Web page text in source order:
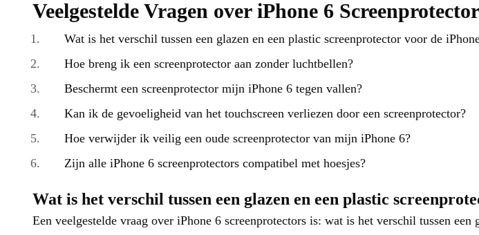
Veelgestelde Vragen over iPhone 6
Wat is het verschil tussen een glazen en een plastic screenprotector voor de
Hoe breng ik een screenprotector aan zonder luchtbellen?
Beschermt een screenprotector mijn iPhone 6 tegen vallen?
Kan ik de gevoeligheid van het touchscreen verliezen door een screenprotector?
Hoe verwijder ik veilig een oude screenprotector van mijn iPhone 6?
Zijn alle iPhone 6 screenprotectors compatibel met hoesjes?
Wat is het verschil tussen een glazen en een plastic
Een veelgestelde vraag over iPhone 6 screenprotectors is: wat is het verschil tussen een